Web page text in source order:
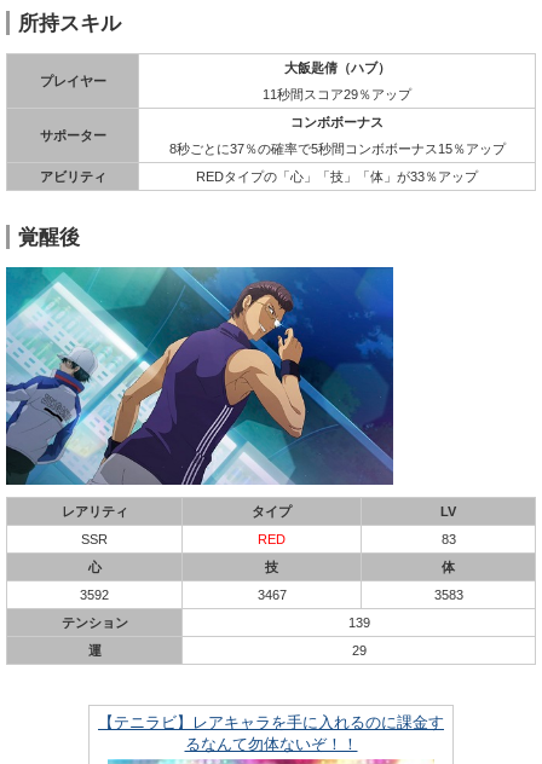
所持スキル
プレイヤー
大飯匙倩（ハブ）
11秒間スコア29％アップ
サポーター
コンボボーナス
8秒ごとに37％の確率で5秒間コンボボーナス15％アップ
アビリティ
REDタイプの「心」「技」「体」が33％アップ
覚醒後
レアリティ タイプ
LV
SSR
RED
83
心
技
体
3592
3467
3583
テンション
139
運
29
【テニラビ】レアキャラを手に入れるのに課金す
るなんて勿体ないぞ！！